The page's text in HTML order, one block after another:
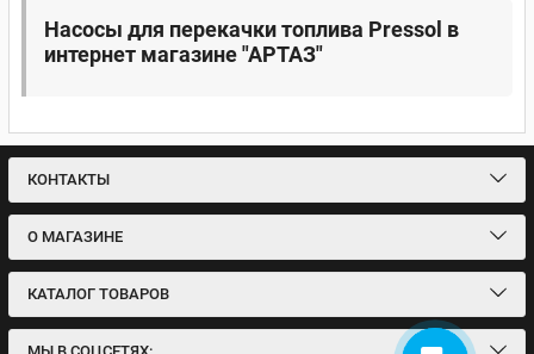
Насосы для перекачки топлива Piusi
(БелАК)
Насосы для перекачки топлива БелАвтКомплект (БелАК)
Насосы для перекачки топлива БелАК 12 В
Насосы для перекачки топлива БелАК 220 В
Насосы для перекачки топлива Pressol в
интернет магазине "АРТАЗ"
КОНТАКТЫ
О МАГАЗИНЕ
КАТАЛОГ ТОВАРОВ